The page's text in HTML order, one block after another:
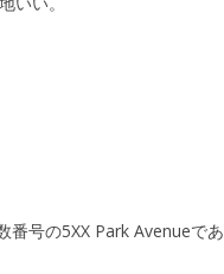
番号の5XX Park Avenueであ